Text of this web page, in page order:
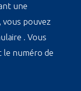
une
vous pouvez
. Vous
le numéro de